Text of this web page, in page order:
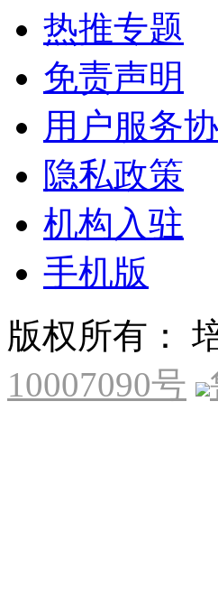
热推专题
免责声明
用户服务
隐私政策
机构入驻
手机版
版权所有：
10007090号